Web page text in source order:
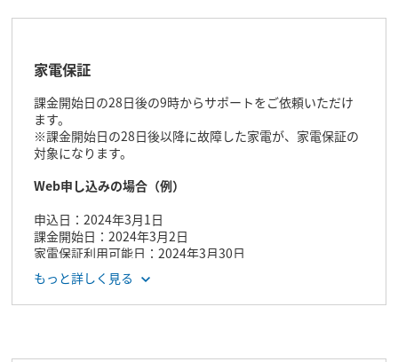
家電保証
課金開始日の28日後の9時からサポートをご依頼いただけ
ます。
※課金開始日の28日後以降に故障した家電が、家電保証の
対象になります。
Web申し込みの場合（例）
申込日：2024年3月1日
課金開始日：2024年3月2日
家電保証利用可能日：2024年3月30日
もっと詳しく見る